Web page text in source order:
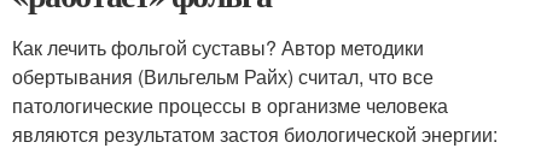
Как лечить фольгой суставы? Автор методики
обертывания (Вильгельм Райх) считал, что все
патологические процессы в организме человека
являются результатом застоя биологической энергии: